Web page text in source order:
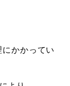
かかってい